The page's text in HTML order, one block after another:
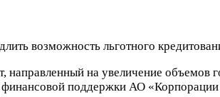
направленный на увеличение
финансовой поддержки АО